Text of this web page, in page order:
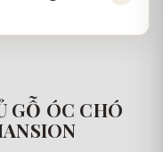
GỖ ÓC CHÓ